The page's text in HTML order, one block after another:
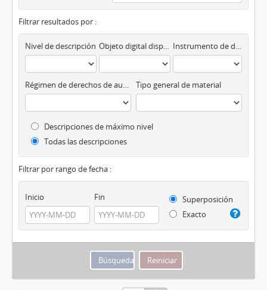
Filtrar resultados por :
Nivel de descripción Objeto digital disponibles Instrumento de descripción
Régimen de derechos de autor Tipo general de material
Descripciones de máximo nivel
Todas las descripciones
Filtrar por rango de fecha :
Inicio Fin
Superposición
Exacto